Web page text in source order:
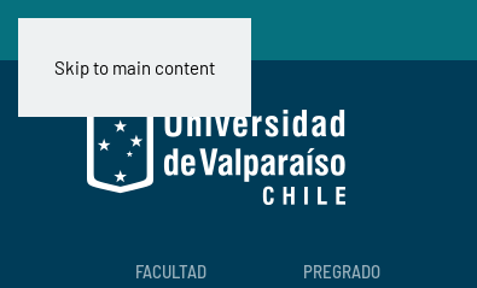
Skip to main content
FACULTAD PREGRADO